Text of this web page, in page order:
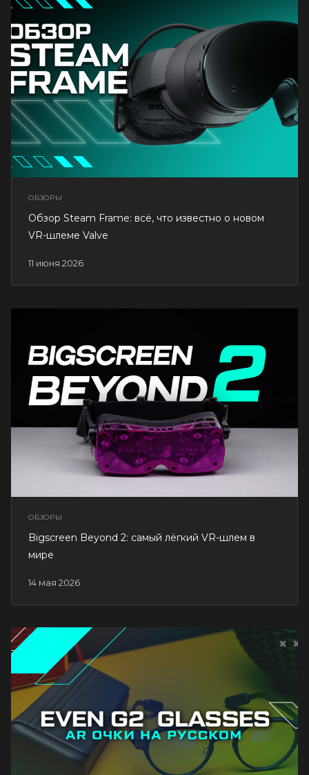
ОБЗОРЫ
11 июня 2026
Обзор Steam Frame: всё, что известно о новом
VR-шлеме Valve
ОБЗОРЫ
14 мая 2026
Bigscreen Beyond 2: самый лёгкий VR-шлем в
мире